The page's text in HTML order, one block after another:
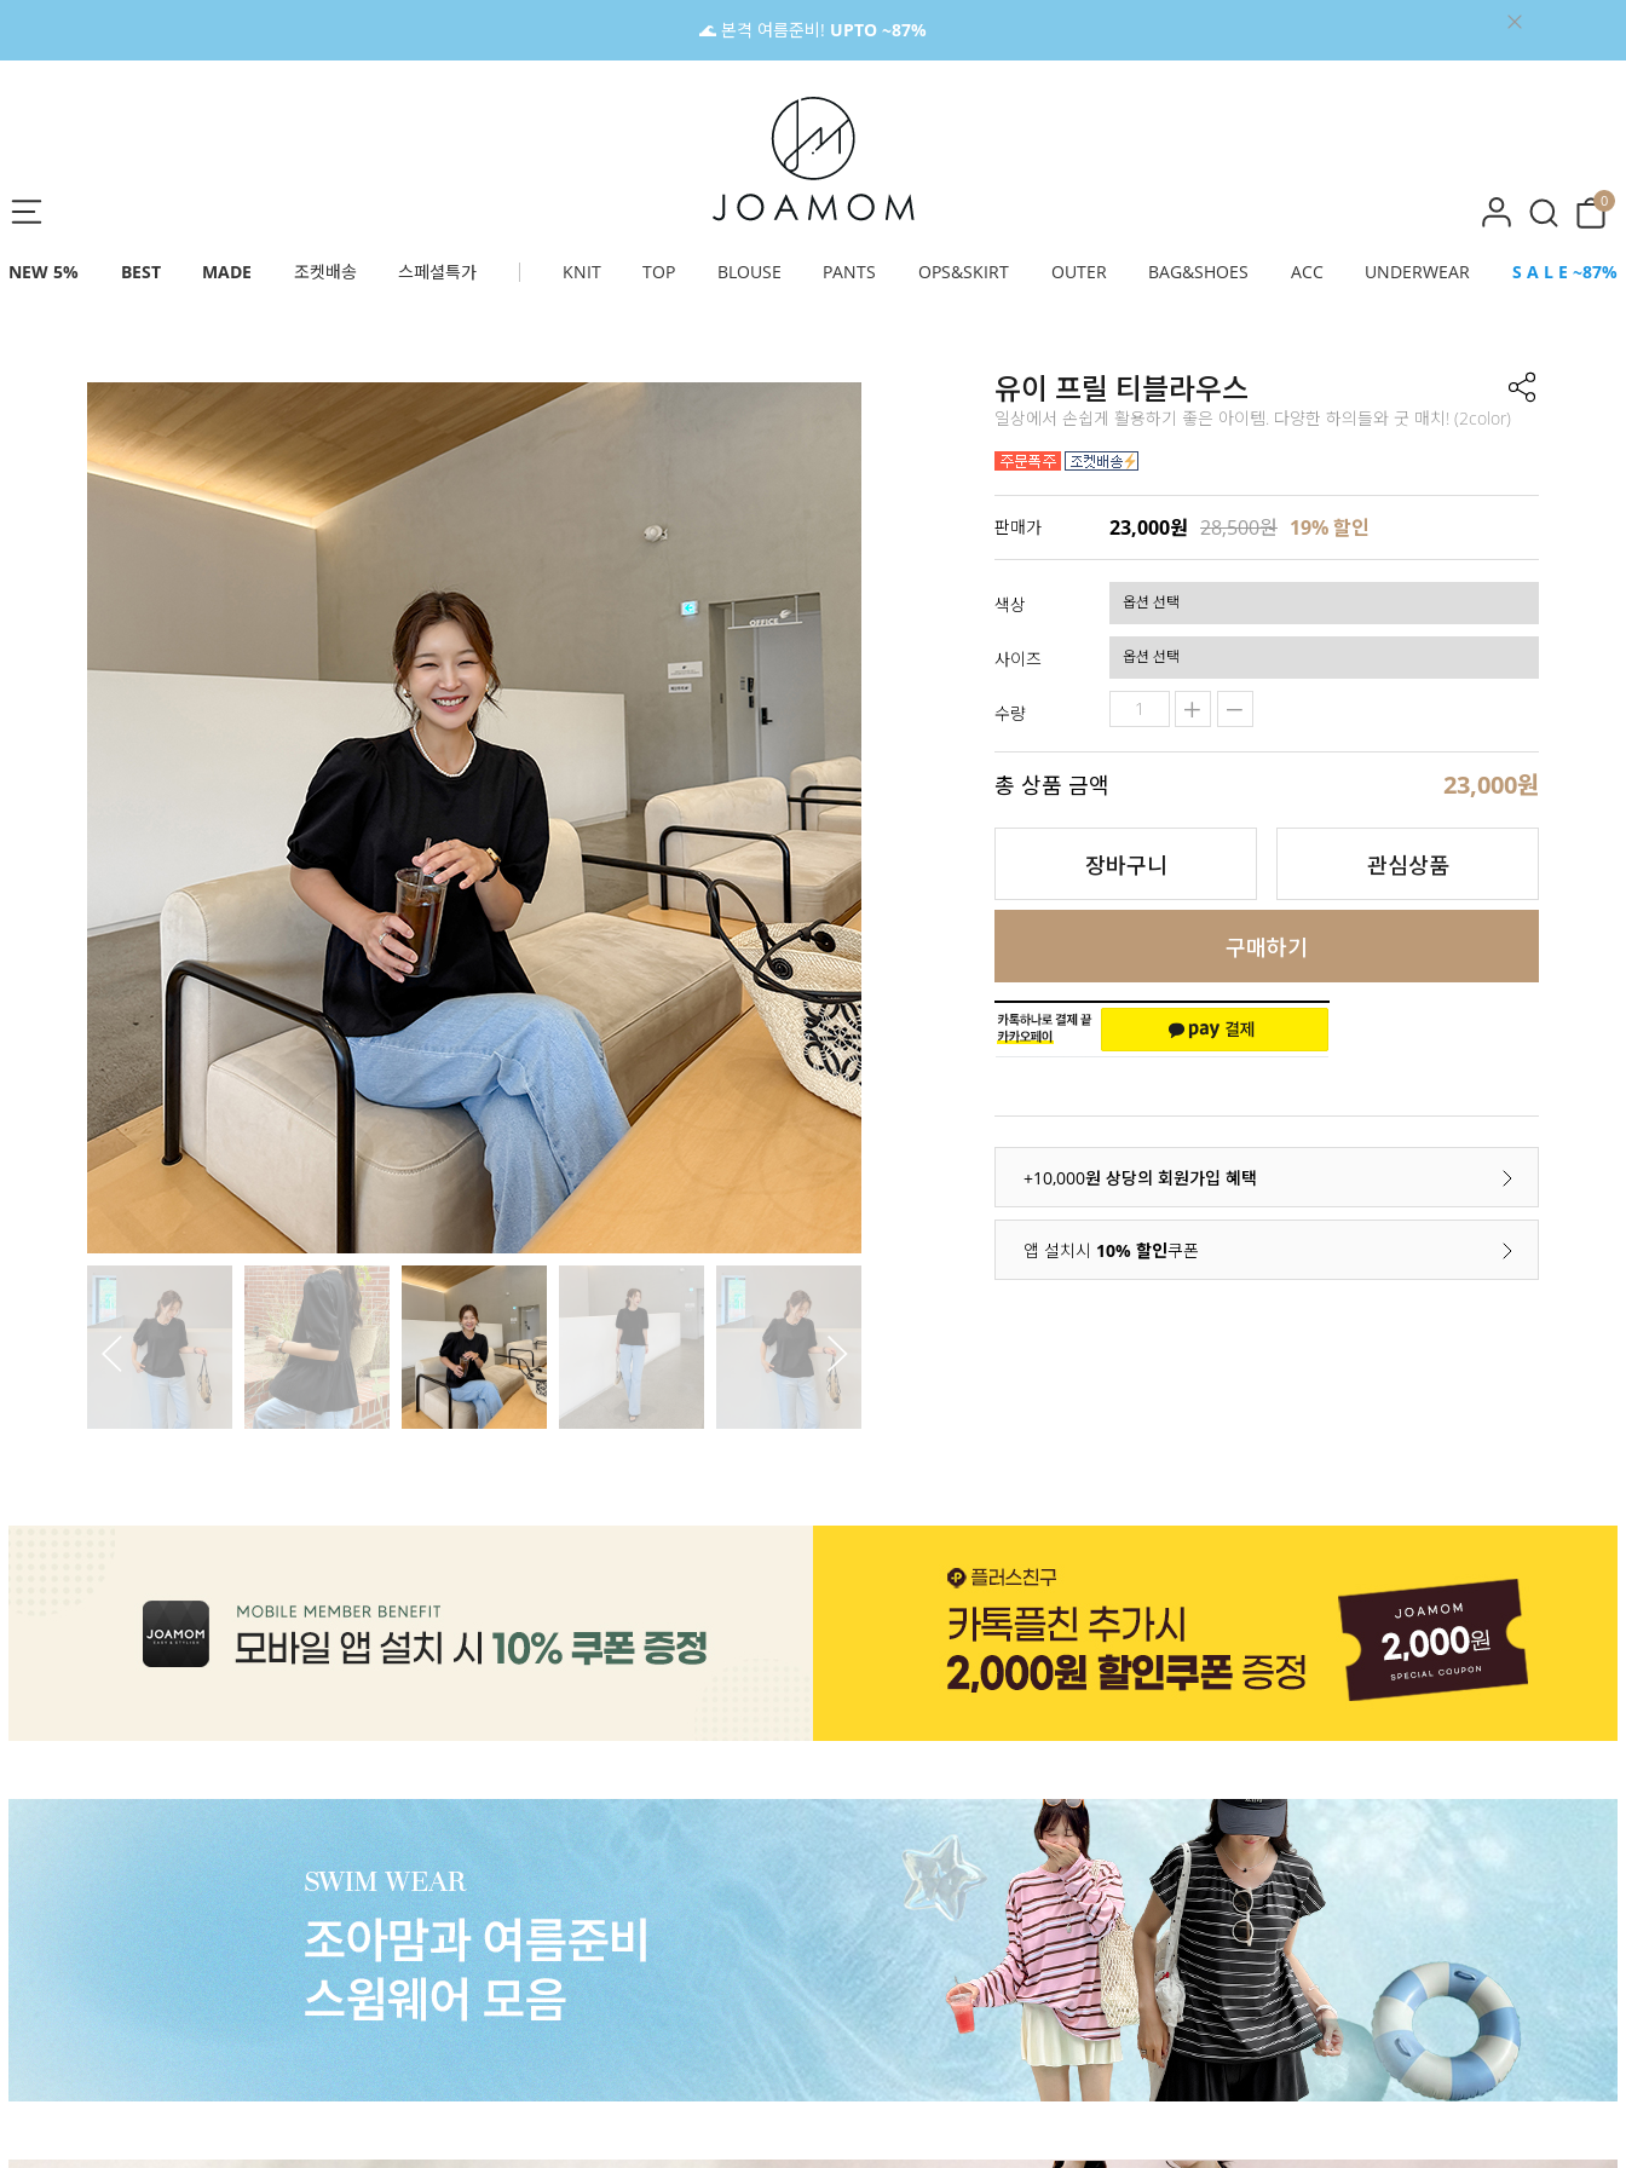
🌊 본격 여름준비! UPTO ~87%
0
NEW 5% BEST MADE 조켓배송 스페셜특가 KNIT TOP BLOUSE PANTS OPS&SKIRT OUTER BAG&SHOES ACC UNDERWEAR S A L E ~87%
유이 프릴 티블라우스
일상에서 손쉽게 활용하기 좋은 아이템. 다양한 하의들와 굿 매치! (2color)
판매가 23,000원 28,500원 19% 할인
색상
사이즈
수량
총 상품 금액 23,000원
장바구니 관심상품
구매하기
+10,000원 상당의 회원가입 혜택
앱 설치시 10% 할인쿠폰